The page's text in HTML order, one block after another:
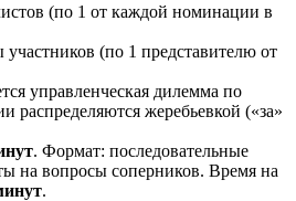
(по 1 от каждой номинации в
(по 1 представителю от
управленческая дилемма по
распределяются жеребьевкой («за»
. Формат: последовательные
на вопросы соперников. Время на
.